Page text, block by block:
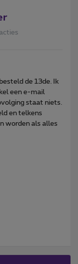
de 13de. Ik
een e-mail
staat niets.
en telkens
worden als alles